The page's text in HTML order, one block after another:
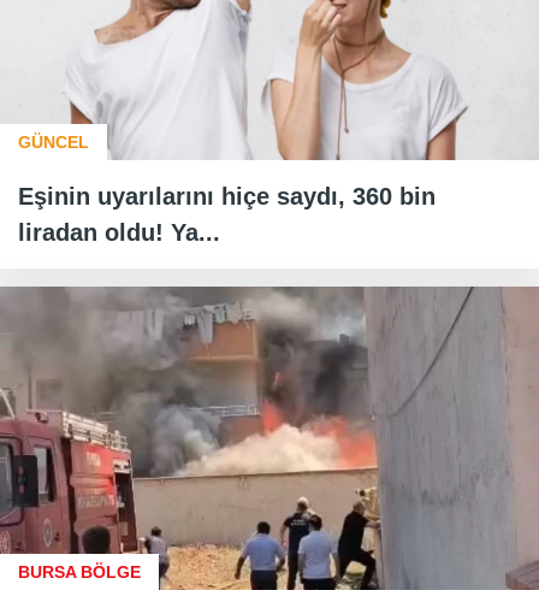
GÜNCEL
Eşinin uyarılarını hiçe saydı, 360 bin
liradan oldu! Ya...
BURSA BÖLGE